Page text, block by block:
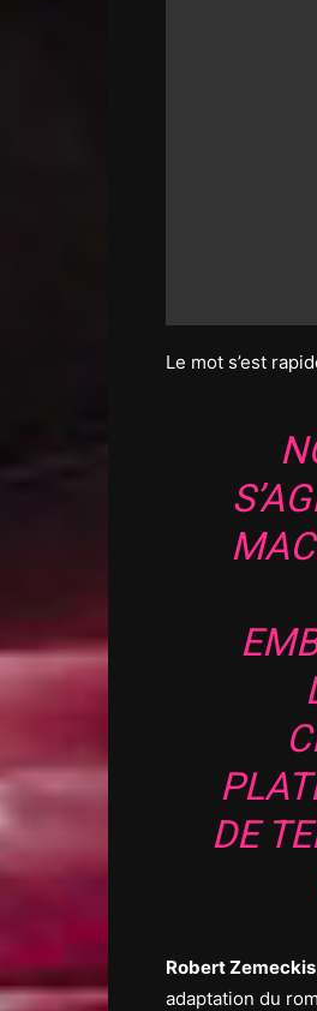
Le mot s’est
DE
Robert Zemeckis
adaptation du